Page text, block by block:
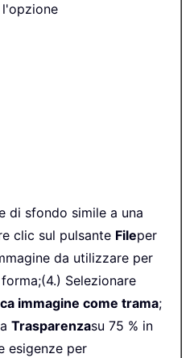
l'opzione
di sfondo simile a una
clic sul pulsante Fileper
da utilizzare per
Selezionare
immagine come trama;
Trasparenzasu 75 % in
esigenze per